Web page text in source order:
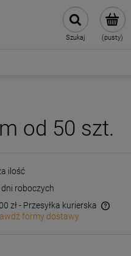
(pusty)
Szukaj
od 50 szt.
ilość
dni roboczych
zł - Przesyłka kurierska
formy dostawy